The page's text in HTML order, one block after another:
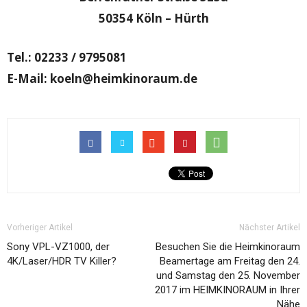
50354 Köln – Hürth
Tel.: 02233 / 9795081
E-Mail: koeln@heimkinoraum.de
Vorheriger Artikel
Sony VPL-VZ1000, der
4K/Laser/HDR TV Killer?
Nächster Artikel
Besuchen Sie die Heimkinoraum
Beamertage am Freitag den 24.
und Samstag den 25. November
2017 im HEIMKINORAUM in Ihrer
Nähe